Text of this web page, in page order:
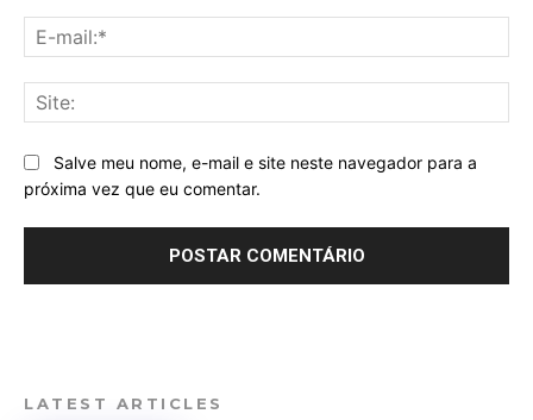
Salve meu nome, e-mail e site neste navegador para a
próxima vez que eu comentar.
LATEST ARTICLES